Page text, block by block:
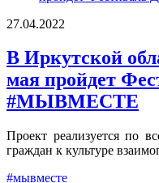
27.04.2022
В Иркутской
мая пройдет
#МЫВМЕСТЕ
Проект реализуется по
граждан к культуре
#мывместе